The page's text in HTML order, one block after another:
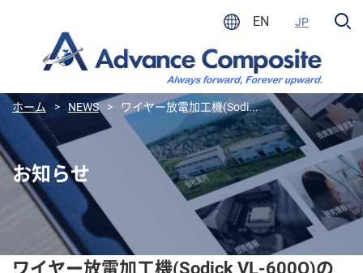
EN JP
ホーム > NEWS > ワイヤー放電加工機(Sodi...
お知らせ
ワイヤー放電加工機(Sodick VL-600Q)の